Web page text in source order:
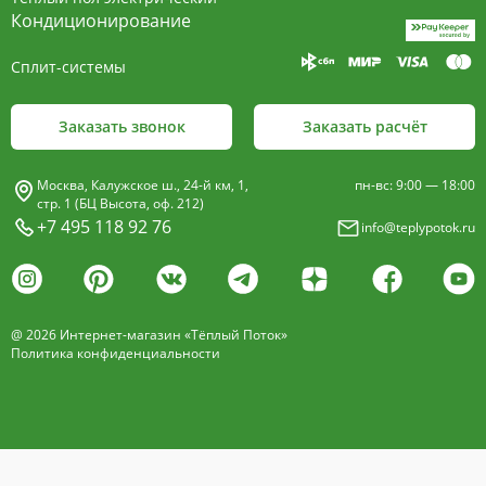
пластины, покрыт износостойким порошковым
покрытием чёрного цвета.
- изготавливается двух типов: рулонная и
анодированный алюминий четырёх цветов -
золото, бронза, чёрный, серебро (без доплат)
дерево – дуб натуральный
нержавеющая сталь
Кондиционирование
Сплит-системы
Заказать звонок Заказать расчёт
Москва, Калужское ш., 24-й км, 1,
стр. 1 (БЦ Высота, оф. 212)
+7 495 118 92 76
пн-вс: 9:00 — 18:00
info@teplypotok.ru
@ 2026 Интернет-магазин «Тёплый Поток»
Политика конфиденциальности